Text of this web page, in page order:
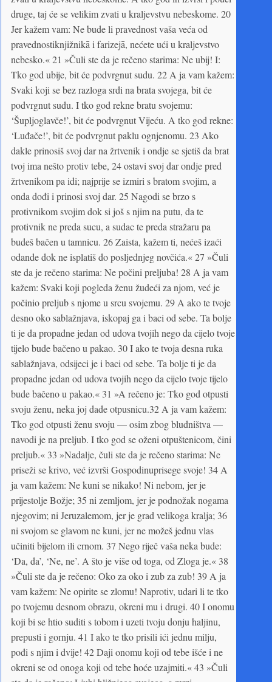
druge, taj će se velikim zvati u kraljevstvu nebeskome. 20
Jer kažem vam: Ne bude li pravednost vaša veća od
pravednostiknjižnikā i farizejā, nećete ući u kraljevstvo
nebesko.« 21 »Čuli ste da je rečeno starima: Ne ubij! I:
Tko god ubije, bit će podvrgnut sudu. 22 A ja vam kažem:
Svaki koji se bez razloga srdi na brata svojega, bit će
podvrgnut sudu. I tko god rekne bratu svojemu:
‘Šupljoglavče!’, bit će podvrgnut Vijeću. A tko god rekne:
‘Luđače!’, bit će podvrgnut paklu ognjenomu. 23 Ako
dakle prinosiš svoj dar na žrtvenik i ondje se sjetiš da brat
tvoj ima nešto protiv tebe, 24 ostavi svoj dar ondje pred
žrtvenikom pa idi; najprije se izmiri s bratom svojim, a
onda dođi i prinosi svoj dar. 25 Nagodi se brzo s
protivnikom svojim dok si još s njim na putu, da te
protivnik ne preda sucu, a sudac te preda stražaru pa
budeš bačen u tamnicu. 26 Zaista, kažem ti, nećeš izaći
odande dok ne isplatiš do posljednjeg novčića.« 27 »Čuli
ste da je rečeno starima: Ne počini preljuba! 28 A ja vam
kažem: Svaki koji pogleda ženu žudeći za njom, već je
počinio preljub s njome u srcu svojemu. 29 A ako te tvoje
desno oko sablažnjava, iskopaj ga i baci od sebe. Ta bolje
ti je da propadne jedan od udova tvojih nego da cijelo tvoje
tijelo bude bačeno u pakao. 30 I ako te tvoja desna ruka
sablažnjava, odsijeci je i baci od sebe. Ta bolje ti je da
propadne jedan od udova tvojih nego da cijelo tvoje tijelo
bude bačeno u pakao.« 31 »A rečeno je: Tko god otpusti
svoju ženu, neka joj dade otpusnicu.32 A ja vam kažem:
Tko god otpusti ženu svoju — osim zbog bludništva —
navodi je na preljub. I tko god se oženi otpuštenicom, čini
preljub.« 33 »Nadalje, čuli ste da je rečeno starima: Ne
priseži se krivo, već izvrši Gospodinuprisege svoje! 34 A
ja vam kažem: Ne kuni se nikako! Ni nebom, jer je
prijestolje Božje; 35 ni zemljom, jer je podnožak nogama
njegovim; ni Jeruzalemom, jer je grad velikoga kralja; 36
ni svojom se glavom ne kuni, jer ne možeš jednu vlas
učiniti bijelom ili crnom. 37 Nego riječ vaša neka bude:
‘Da, da’, ‘Ne, ne’. A što je više od toga, od Zloga je.« 38
»Čuli ste da je rečeno: Oko za oko i zub za zub! 39 A ja
vam kažem: Ne opirite se zlomu! Naprotiv, udari li te tko
po tvojemu desnom obrazu, okreni mu i drugi. 40 I onomu
koji bi se htio suditi s tobom i uzeti tvoju donju haljinu,
prepusti i gornju. 41 I ako te tko prisili ići jednu milju,
pođi s njim i dvije! 42 Daji onomu koji od tebe išće i ne
okreni se od onoga koji od tebe hoće uzajmiti.« 43 »Čuli